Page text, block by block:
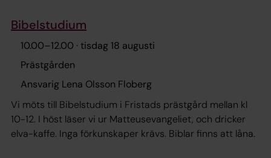
Bibelstudium
10.00–12.00 · tisdag 18 augusti
Prästgården
Ansvarig Lena Olsson Floberg
Vi möts till Bibelstudium i Fristads prästgård mellan kl
10-12. I höst läser vi ur Matteusevangeliet, och dricker
elva-kaffe. Inga förkunskaper krävs. Biblar finns att låna.